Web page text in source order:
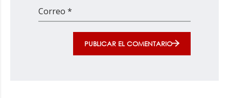
Correo *
PUBLICAR EL COMENTARIO